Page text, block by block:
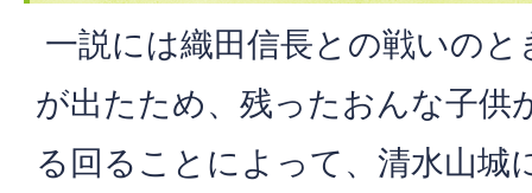
一説には織田信長との戦いの
が出たため、残ったおんな子供
る回ることによって、清水山城